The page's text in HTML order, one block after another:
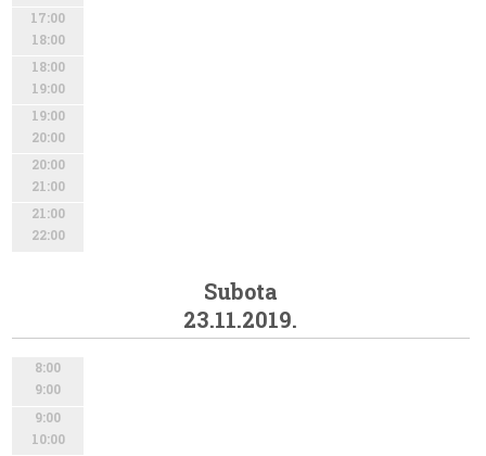
17:00
18:00
18:00
19:00
19:00
20:00
20:00
21:00
21:00
22:00
Subota
23.11.2019.
8:00
9:00
9:00
10:00